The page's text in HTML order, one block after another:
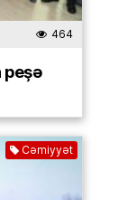
464
peşə
Cəmiyyət